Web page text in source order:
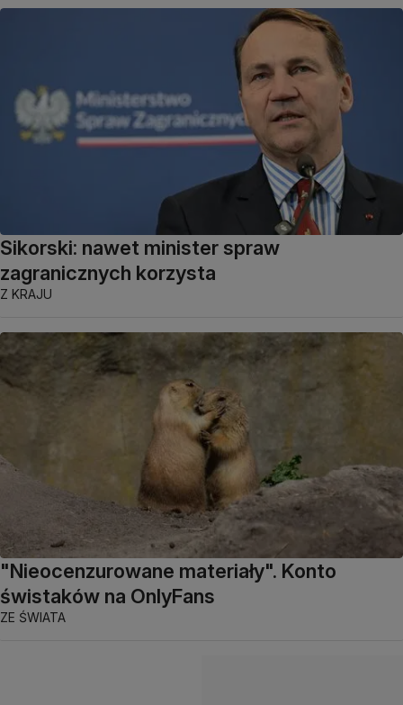
Sikorski: nawet minister spraw
zagranicznych korzysta
Z KRAJU
"Nieocenzurowane materiały". Konto
świstaków na OnlyFans
ZE ŚWIATA